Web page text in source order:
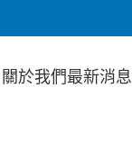
關於我們最新消息